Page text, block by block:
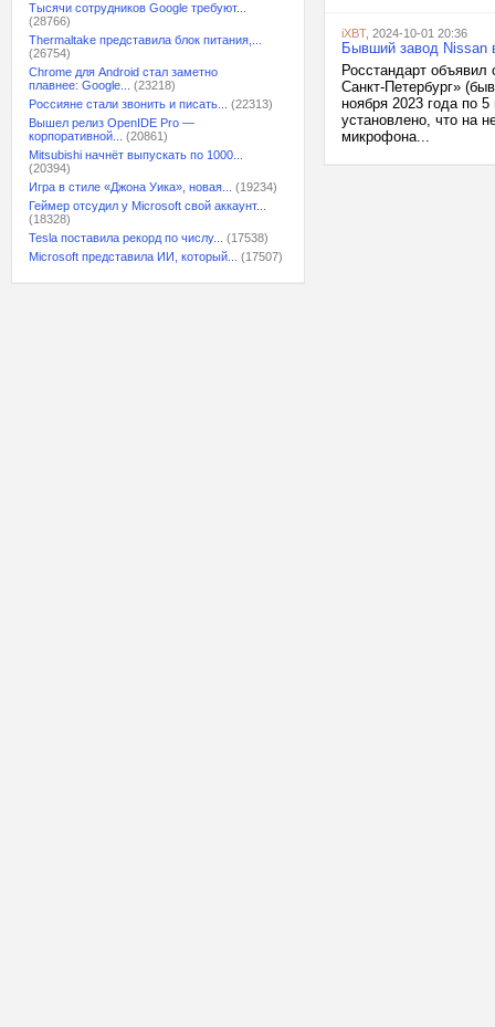
Тысячи сотрудников Google требуют...
(28766)
Thermaltake представила блок питания,...
(26754)
Chrome для Android стал заметно
плавнее: Google...
(23218)
Россияне стали звонить и писать...
(22313)
Вышел релиз OpenIDE Pro —
корпоративной...
(20861)
Mitsubishi начнёт выпускать по 1000...
(20394)
Игра в стиле «Джона Уика», новая...
(19234)
Геймер отсудил у Microsoft свой аккаунт...
(18328)
Tesla поставила рекорд по числу...
(17538)
Microsoft представила ИИ, который...
(17507)
iXBT, 2024-10-01 20:36
Бывший завод Nissan
Росстандарт
Санкт-Петербург»
ноября 2023 года по
установлено, что на
микрофона...